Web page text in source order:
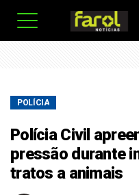
POLÍCIA
Polícia Civil
pressão durante
tratos a animais